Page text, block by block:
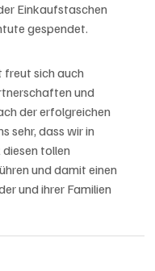
Einkaufstaschen
gespendet.
freut sich auch
und
der erfolgreichen
sehr, dass wir in
tollen
und damit einen
und ihrer Familien